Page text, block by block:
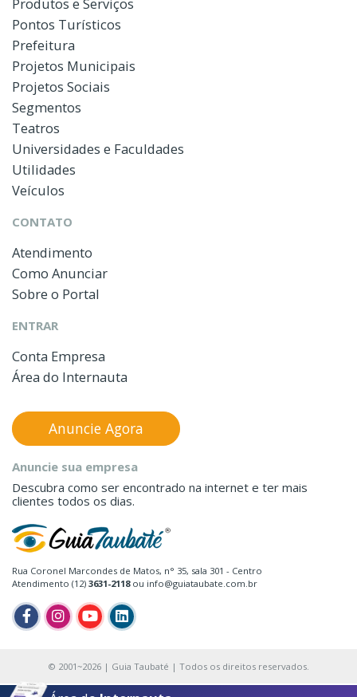
Pontos Turísticos
Prefeitura
Projetos Municipais
Projetos Sociais
Segmentos
Teatros
Universidades e Faculdades
Utilidades
Veículos
CONTATO
Atendimento
Como Anunciar
Sobre o Portal
ENTRAR
Conta Empresa
Área do Internauta
Rua Coronel Marcondes de Matos, n° 35, sala 301 - Centro
Atendimento (12) 3631-2118ou info@guiataubate.com.br
Anuncie sua empresa
Descubra como ser encontrado na internet e ter mais
clientes todos os dias.
Anuncie Agora
© 2001~2026 | Guia Taubaté | Todos os direitos reservados.